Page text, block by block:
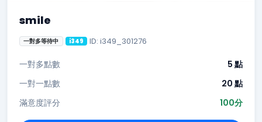
smile
一對多等待中 i349 ID: i349_301276
一對多點數
5 點
一對一點數
20 點
滿意度評分
100分